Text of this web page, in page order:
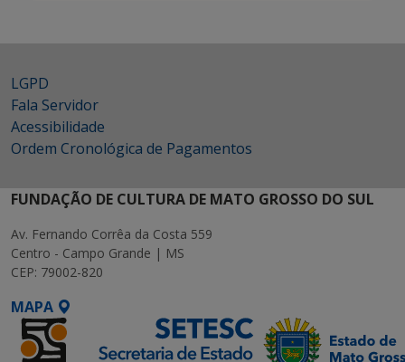
LGPD
Fala Servidor
Acessibilidade
Ordem Cronológica de Pagamentos
FUNDAÇÃO DE CULTURA DE MATO GROSSO DO SUL
Av. Fernando Corrêa da Costa 559
Centro - Campo Grande | MS
CEP: 79002-820
MAPA